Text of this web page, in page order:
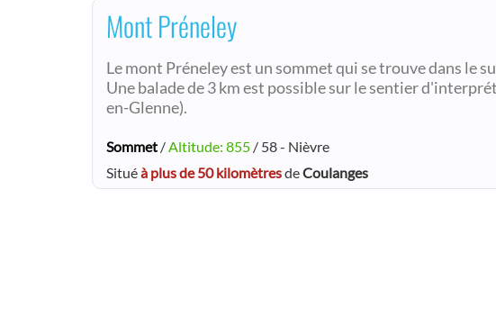
Mont Préneley
Le mont Préneley est un sommet qui se trouve dans le
Une balade de 3 km est possible sur le sentier
en-Glenne).
Sommet /Altitude: 855 / 58 - Nièvre
Situéà plus de 50 kilomètresdeCoulanges